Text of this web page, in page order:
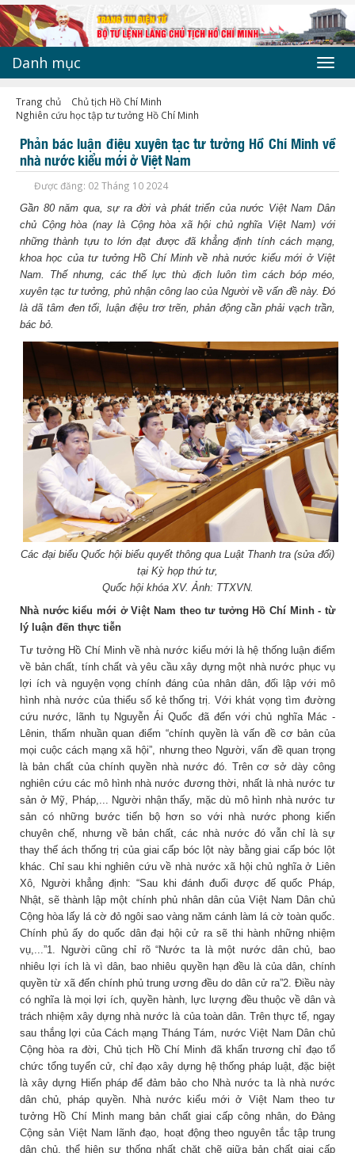
Danh mục
Trang chủ
Chủ tịch Hồ Chí Minh
Nghiên cứu học tập tư tưởng Hồ Chí Minh
Phản bác luận điệu xuyên tạc tư tưởng Hồ Chí Minh về
nhà nước kiểu mới ở Việt Nam
Được đăng: 02 Tháng 10 2024
Gần 80 năm qua, sự ra đời và phát triển của nước Việt Nam Dân
chủ Cộng hòa (nay là Cộng hòa xã hội chủ nghĩa Việt Nam) với
những thành tựu to lớn đạt được đã khẳng định tính cách mạng,
khoa học của tư tưởng Hồ Chí Minh về nhà nước kiểu mới ở Việt
Nam. Thế nhưng, các thế lực thù địch luôn tìm cách bóp méo,
xuyên tạc tư tưởng, phủ nhận công lao của Người về vấn đề này. Đó
là dã tâm đen tối, luận điệu trơ trẽn, phản động cần phải vạch trần,
bác bỏ.
Các đại biểu Quốc hội biểu quyết thông qua Luật Thanh tra (sửa đổi)
tại Kỳ họp thứ tư,
Quốc hội khóa XV. Ảnh: TTXVN.
Nhà nước kiểu mới ở Việt Nam theo tư tưởng Hồ Chí Minh - từ
lý luận đến thực tiễn
Tư tưởng Hồ Chí Minh về nhà nước kiểu mới là hệ thống luận điểm
về bản chất, tính chất và yêu cầu xây dựng một nhà nước phục vụ
lợi ích và nguyện vọng chính đáng của nhân dân, đối lập với mô
hình nhà nước của thiểu số kẻ thống trị. Với khát vọng tìm đường
cứu nước, lãnh tụ Nguyễn Ái Quốc đã đến với chủ nghĩa Mác -
Lênin, thấm nhuần quan điểm “chính quyền là vấn đề cơ bản của
mọi cuộc cách mạng xã hội”, nhưng theo Người, vấn đề quan trọng
là bản chất của chính quyền nhà nước đó. Trên cơ sở dày công
nghiên cứu các mô hình nhà nước đương thời, nhất là nhà nước tư
sản ở Mỹ, Pháp,... Người nhận thấy, mặc dù mô hình nhà nước tư
sản có những bước tiến bộ hơn so với nhà nước phong kiến
chuyên chế, nhưng về bản chất, các nhà nước đó vẫn chỉ là sự
thay thế ách thống trị của giai cấp bóc lột này bằng giai cấp bóc lột
khác. Chỉ sau khi nghiên cứu về nhà nước xã hội chủ nghĩa ở Liên
Xô, Người khẳng định: “Sau khi đánh đuổi được đế quốc Pháp,
Nhật, sẽ thành lập một chính phủ nhân dân của Việt Nam Dân chủ
Cộng hòa lấy lá cờ đỏ ngôi sao vàng năm cánh làm lá cờ toàn quốc.
Chính phủ ấy do quốc dân đại hội cử ra sẽ thi hành những nhiệm
vụ,...”1. Người cũng chỉ rõ “Nước ta là một nước dân chủ, bao
nhiêu lợi ích là vì dân, bao nhiêu quyền hạn đều là của dân, chính
quyền từ xã đến chính phủ trung ương đều do dân cử ra”2. Điều này
có nghĩa là mọi lợi ích, quyền hành, lực lượng đều thuộc về dân và
trách nhiệm xây dựng nhà nước là của toàn dân. Trên thực tế, ngay
sau thắng lợi của Cách mạng Tháng Tám, nước Việt Nam Dân chủ
Cộng hòa ra đời, Chủ tịch Hồ Chí Minh đã khẩn trương chỉ đạo tổ
chức tổng tuyển cử, chỉ đạo xây dựng hệ thống pháp luật, đặc biệt
là xây dựng Hiến pháp để đảm bảo cho Nhà nước ta là nhà nước
dân chủ, pháp quyền. Nhà nước kiểu mới ở Việt Nam theo tư
tưởng Hồ Chí Minh mang bản chất giai cấp công nhân, do Đảng
Cộng sản Việt Nam lãnh đạo, hoạt động theo nguyên tắc tập trung
dân chủ, thể hiện sự thống nhất chặt chẽ giữa bản chất giai cấp